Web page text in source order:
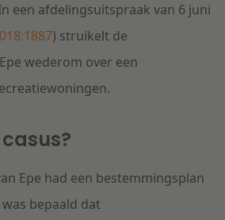
een afdelingsuitspraak van 6 juni
) struikelt de
wederom over een
Epe had een bestemmingsplan
bepaald dat